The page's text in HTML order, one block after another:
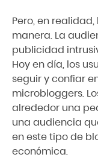
Pero, en
manera. La
publicidad
Hoy en día, los
seguir y confiar
microbloggers.
alrededor una
una audiencia
en este tipo de
económica.